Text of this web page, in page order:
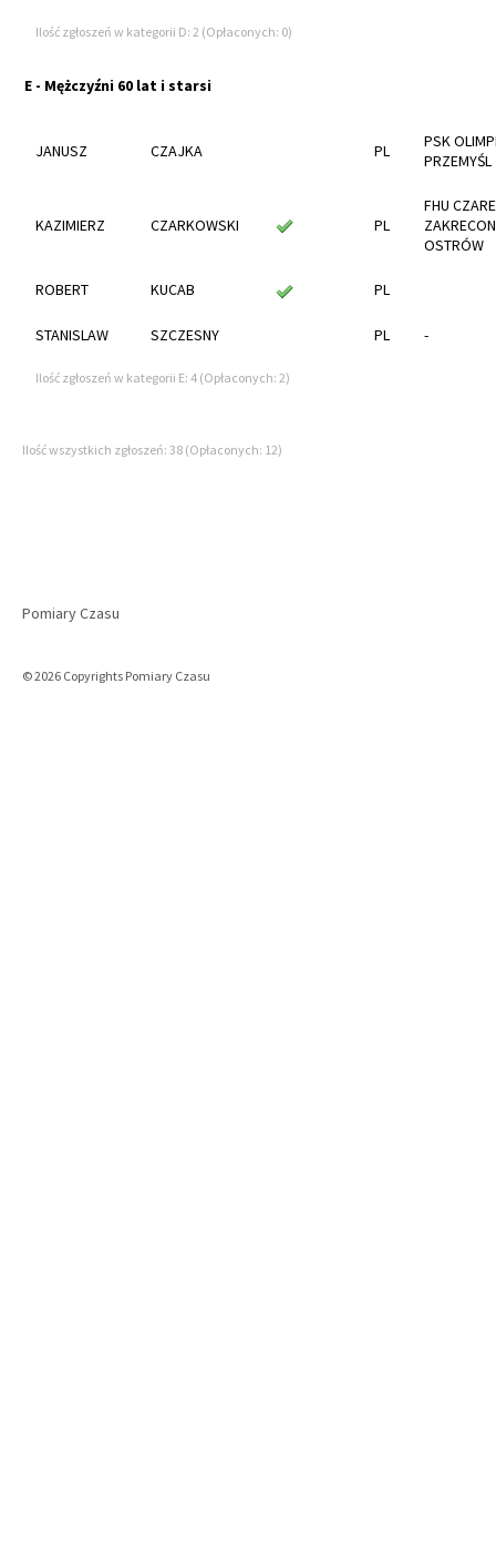
Ilość zgłoszeń w kategorii D: 2 (Opłaconych: 0)
E - Mężczyźni 60 lat i starsi
JANUSZ CZAJKA PL
PSK
PRZEMYŚL
KAZIMIERZ CZARKOWSKI PL
FHU
OSTRÓW
ROBERT KUCAB PL
STANISLAW SZCZESNY PL -
Ilość zgłoszeń w kategorii E: 4 (Opłaconych: 2)
Ilość wszystkich zgłoszeń: 38 (Opłaconych: 12)
Pomiary Czasu
© 2026 Copyrights Pomiary Czasu